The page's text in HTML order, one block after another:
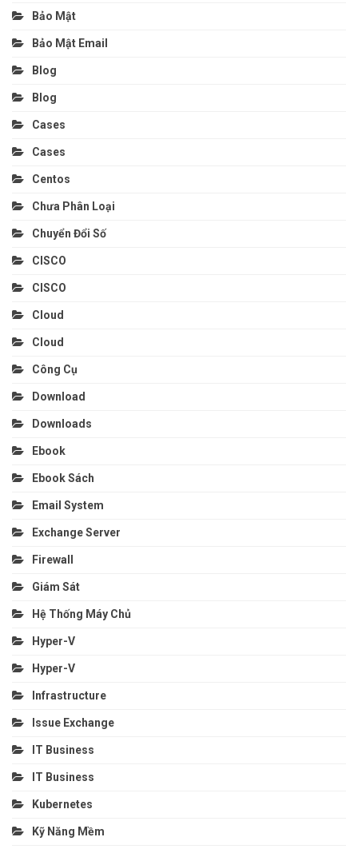
Bảo Mật
Bảo Mật Email
Blog
Blog
Cases
Cases
Centos
Chưa Phân Loại
Chuyển Đổi Số
CISCO
CISCO
Cloud
Cloud
Công Cụ
Download
Downloads
Ebook
Ebook Sách
Email System
Exchange Server
Firewall
Giám Sát
Hệ Thống Máy Chủ
Hyper-V
Hyper-V
Infrastructure
Issue Exchange
IT Business
IT Business
Kubernetes
Kỹ Năng Mềm